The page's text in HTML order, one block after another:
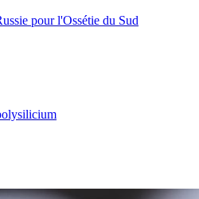
pour l'Ossétie du Sud